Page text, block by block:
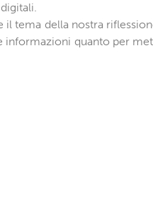
digitali.
tema della nostra
informazioni quanto per